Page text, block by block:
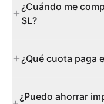
¿Cuándo me
SL?
¿Qué cuota paga
¿Puedo ahorrar